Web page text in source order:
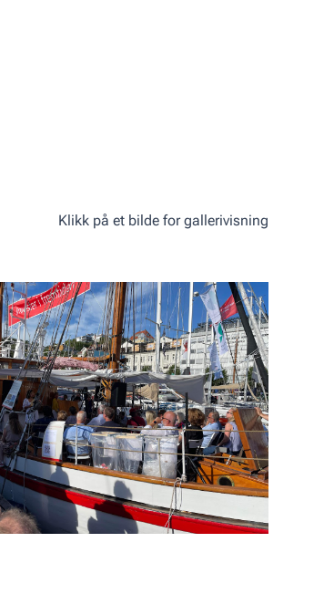
Klikk på et bilde for gallerivisning